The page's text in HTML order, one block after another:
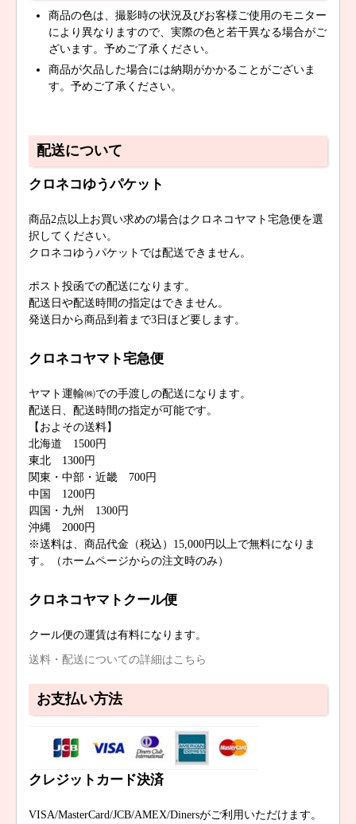
商品の色は、撮影時の状況及びお客様ご使用のモニター
により異なりますので、実際の色と若干異なる場合がご
ざいます。予めご了承ください。
商品が欠品した場合には納期がかかることがございま
す。予めご了承ください。
配送について
クロネコゆうパケット
商品2点以上お買い求めの場合はクロネコヤマト宅急便を選
択してください。
クロネコゆうパケットでは配送できません。
ポスト投函での配送になります。
配送日や配送時間の指定はできません。
発送日から商品到着まで3日ほど要します。
クロネコヤマト宅急便
ヤマト運輸㈱での手渡しの配送になります。
配送日、配送時間の指定が可能です。
【およその送料】
北海道 1500円
東北 1300円
関東・中部・近畿 700円
中国 1200円
四国・九州 1300円
沖縄 2000円
※送料は、商品代金（税込）15,000円以上で無料になりま
す。（ホームページからの注文時のみ）
クロネコヤマトクール便
クール便の運賃は有料になります。
送料・配送についての詳細はこちら
お支払い方法
クレジットカード決済
VISA/MasterCard/JCB/AMEX/Dinersがご利用いただけます。